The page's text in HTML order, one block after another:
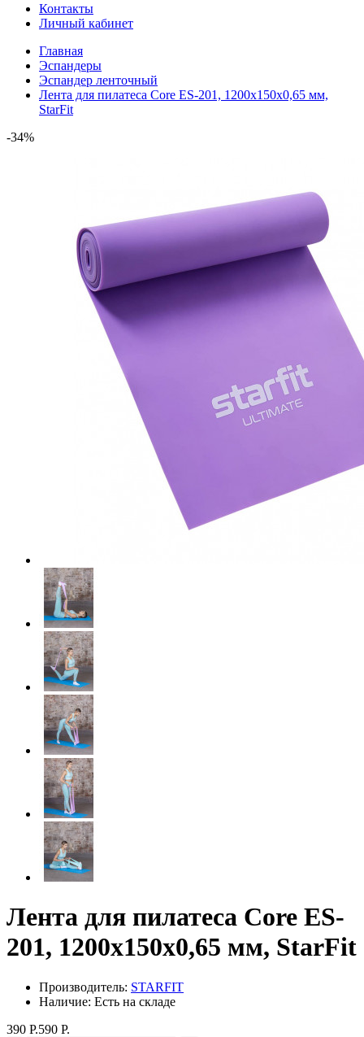
Контакты
Личный кабинет
Главная
Эспандеры
Эспандер ленточный
Лента для пилатеса Core ES-201, 1200х150х0,65 мм,
StarFit
-34%
Лента для пилатеса Core ES-
201, 1200х150х0,65 мм, StarFit
Производитель: STARFIT
Наличие: Есть на складе
390 Р.590 Р.